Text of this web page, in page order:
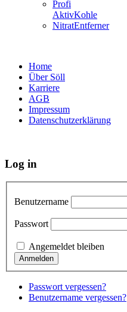
Profi
AktivKohle
NitratEntferner
Home
Über Söll
Karriere
AGB
Impressum
Datenschutzerklärung
Log in
Benutzername
Passwort
Angemeldet bleiben
Passwort vergessen?
Benutzername vergessen?